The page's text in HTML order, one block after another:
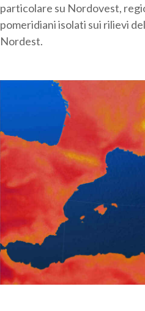
particolare su Nordovest,
pomeridiani isolati sui rilievi
Nordest.